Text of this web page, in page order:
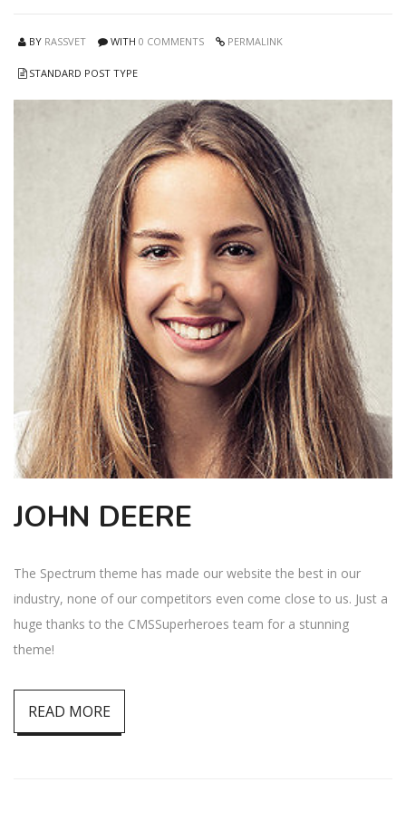
BY RASSVET WITH 0 COMMENTS PERMALINK
STANDARD POST TYPE
JOHN DEERE
The Spectrum theme has made our website the best in our
industry, none of our competitors even come close to us. Just a
huge thanks to the CMSSuperheroes team for a stunning
theme!
READ MORE